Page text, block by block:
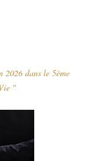
2026 dans le 5ème
"